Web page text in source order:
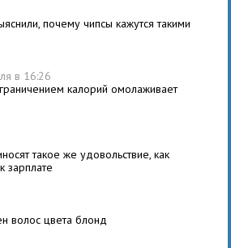
почему чипсы кажутся такими
в 16:26
калорий омолаживает
такое же удовольствие, как
зарплате
волос цвета блонд